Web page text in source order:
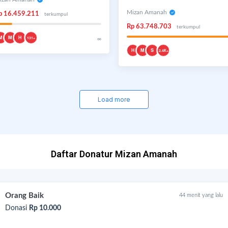
16.459.211 terkumpul
M H 131+ ∞
Mizan Amanah
Rp 63.748.703 terkumpul
H M S 2.4K+
Load more
Daftar Donatur Mizan Amanah
Orang Baik 44 menit yang lalu
Donasi Rp 10.000